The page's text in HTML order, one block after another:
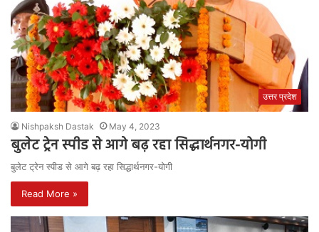
उत्तर प्रदेश
Nishpaksh Dastak May 4, 2023
बुलेट ट्रेन स्पीड से आगे बढ़ रहा सिद्धार्थनगर-योगी
बुलेट ट्रेन स्पीड से आगे बढ़ रहा सिद्धार्थनगर-योगी
Read More »